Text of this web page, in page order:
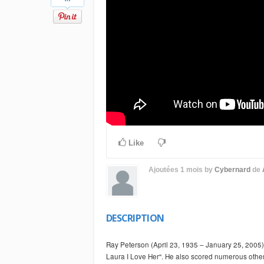
Like
Ajoutées 1 mois by Cybernard de
DESCRIPTION
Ray Peterson (April 23, 1935 – January 25,
Laura I Love Her". He also scored numerous